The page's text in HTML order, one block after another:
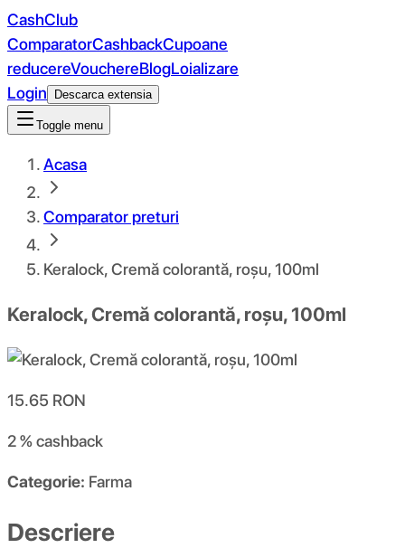
CashClub
ComparatorCashbackCupoane
reducereVouchereBlogLoializare
Login
Descarca extensia
Toggle menu
Acasa
Comparator preturi
Keralock, Cremă colorantă, roșu, 100ml
Keralock, Cremă colorantă, roșu, 100ml
15.65 RON
2 %cashback
Categorie: Farma
Descriere